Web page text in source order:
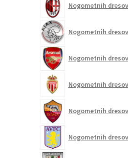
Nogometnih
Nogometnih
Nogometnih
Nogometnih
Nogometnih
Nogometnih